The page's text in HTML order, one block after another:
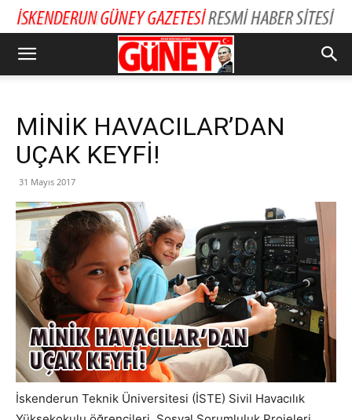
MİNİK HAVACILAR’DAN
UÇAK KEYFİ!
31 Mayıs 2017
İskenderun Teknik Üniversitesi (İSTE) Sivil Havacılık